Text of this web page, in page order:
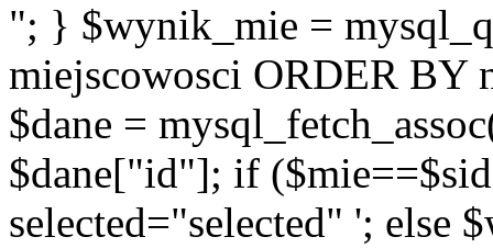
"; } $wynik_mie =
miejscowosci ORDER BY
$dane =
$dane["id"]; if
selected="selected" '; else